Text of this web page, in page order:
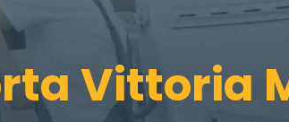
Vittoria